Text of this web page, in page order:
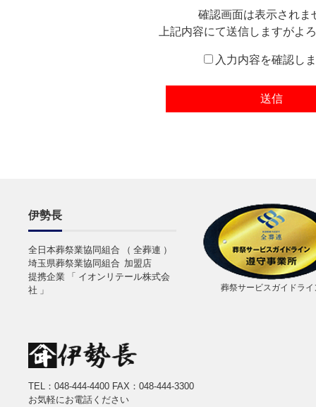
確認画面は表示されま
上記内容にて送信しますがよ
入力内容を確認し
伊勢長
全日本葬祭業協同組合 （ 全葬連 ）
埼玉県葬祭業協同組合 加盟店
提携企業 「 イオンリテール株式会
社 」
葬祭サービスガイドライ
TEL：048-444-4400 FAX：048-444-3300
お気軽にお電話ください